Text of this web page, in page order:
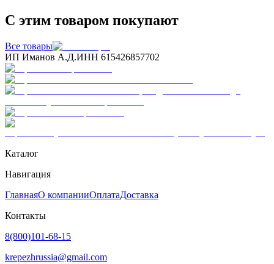
С этим товаром покупают
Все товары
ИП Иманов А.Д.ИНН 615426857702
Каталог
Навигация
ГлавнаяО компанииОплатаДоставка
Контакты
8(800)101-68-15
krepezhrussia@gmail.com